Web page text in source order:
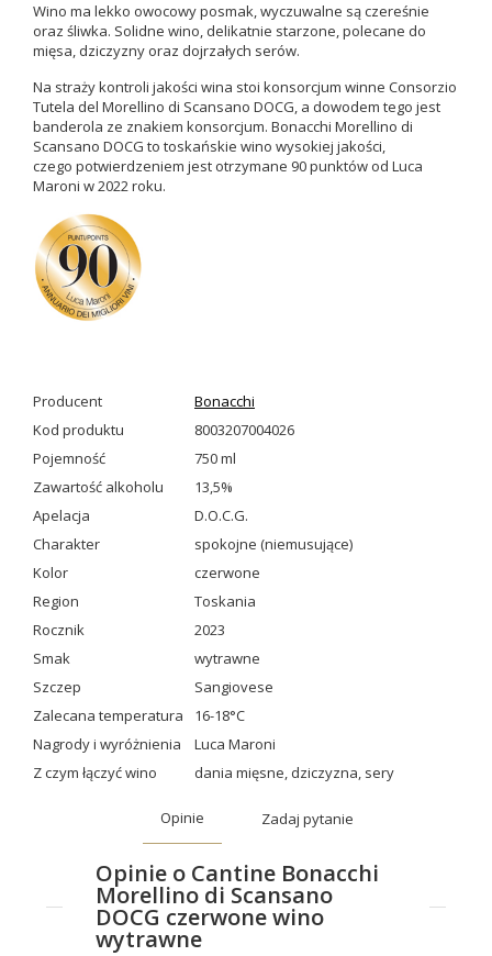
Wino ma lekko owocowy posmak, wyczuwalne są czereśnie
oraz śliwka. Solidne wino, delikatnie starzone, polecane do
mięsa, dziczyzny oraz dojrzałych serów.
Na straży kontroli jakości wina stoi konsorcjum winne Consorzio
Tutela del Morellino di Scansano DOCG, a dowodem tego jest
banderola ze znakiem konsorcjum. Bonacchi Morellino di
Scansano DOCG to toskańskie wino wysokiej jakości,
czego potwierdzeniem jest otrzymane 90 punktów od Luca
Maroni w 2022 roku.
Producent
Bonacchi
Kod produktu
8003207004026
Pojemność
750 ml
Zawartość alkoholu
13,5%
Apelacja
D.O.C.G.
Charakter
spokojne (niemusujące)
Kolor
czerwone
Region
Toskania
Rocznik
2023
Smak
wytrawne
Szczep
Sangiovese
Zalecana temperatura
16-18°C
Nagrody i wyróżnienia
Luca Maroni
Z czym łączyć wino
dania mięsne, dziczyzna, sery
Opinie Zadaj pytanie
Opinie o Cantine Bonacchi
Morellino di Scansano
DOCG czerwone wino
wytrawne